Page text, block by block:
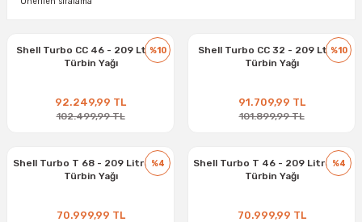
%10
Shell Turbo CC 46 - 209 Lt Fıçı
Türbin Yağı
92.249,99 TL
102.499,99 TL
%10
Shell Turbo CC 32 - 209 Lt Fıçı
Türbin Yağı
91.709,99 TL
101.899,99 TL
%4
Shell Turbo T 68 - 209 Litre Fıçı
Türbin Yağı
70.999,99 TL
%4
Shell Turbo T 46 - 209 Litre Fıçı
Türbin Yağı
70.999,99 TL